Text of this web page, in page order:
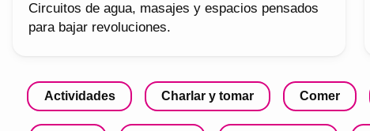
Circuitos de agua, masajes y espacios pensados
para bajar revoluciones.
Actividades Charlar y tomar Comer